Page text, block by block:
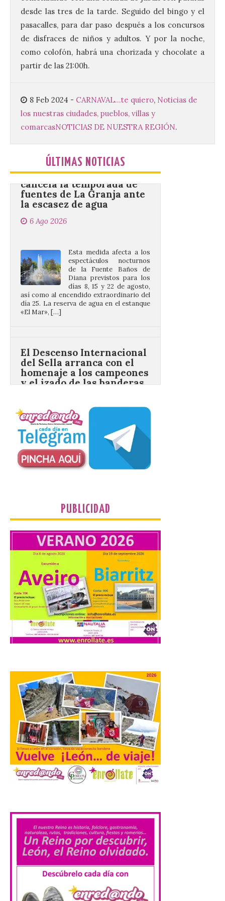
desde las tres de la tarde. Seguido del bingo y el
pasacalles, para dar paso después a los concursos
de disfraces de niños y adultos. Y por la noche,
como colofón, habrá una chorizada y chocolate a
partir de las 21:00h.
8 Feb 2024 - CARNAVAL...te quiero, Noticias de
los nuestras ciudades, pueblos, villas y
comarcasNOTICIAS DE NUESTRA REGIÓN.
ÚLTIMAS NOTICIAS
6 Ago 2026
Al hilo del estreno de La
Odisea de Christopher
Nolan. La pieza de vídeo
reúne una selección de
viajes, que se suceden al ritmo de un
evocador tema de La […]
Patrimonio Nacional
cancela la temporada de
fuentes de La Granja ante
la escasez de agua
6 Ago 2026
Diana previstos para los
días 8, 15 y 22 de agosto,
así como al encendido extraordinario del
día 25. La reserva de agua en el estanque
«El Mar», […]
y el izado de las banderas
autonómicas
6 Ago 2026
La 88.ª edición del
Descenso Internacional
del Sella reunirá este año a
1.291 palistas distribuidos
en 874 embarcaciones,
con representación de 22 países,
consolidando una vez más a la prueba
asturiana como una de las grandes
Los clientes de TAP
Miles&Go ya pueden
acumular millas con
Airbnb
6 Ago 2026
La nueva alianza con
Airbnb se incorpora al
programa TAP Miles&Go:
los clientes acumularán
dos millas por cada euro
cuenta con más de […]
Iberia Express, 10 años
volando a Islandia y más
de 170.000 pasajeros
6 Ago 2026
Desde junio de 2016, la
verano. En estos 10 años,
superará los 170.000
pasajeros y los 1.000 vuelos con Islandia.
Este mes de agosto opera tres
frecuencias semanales y, este año, los […]
Iberia Club amplía las
posibilidades de ganar y
PUBLICIDAD